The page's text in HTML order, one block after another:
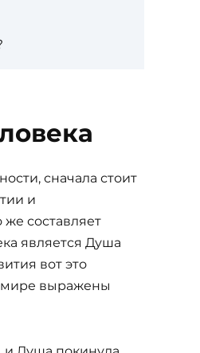
сначала стоит
и
составляет
является Душа
вот это
мире выражены